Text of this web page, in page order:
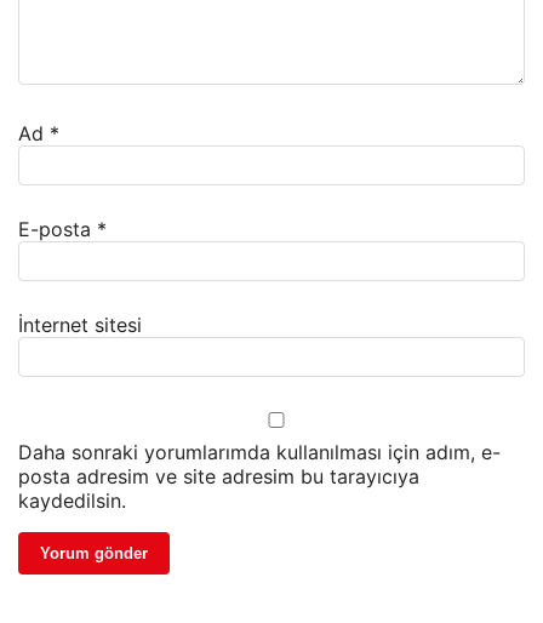
Ad *
E-posta *
İnternet sitesi
Daha sonraki yorumlarımda kullanılması için adım, e-
posta adresim ve site adresim bu tarayıcıya
kaydedilsin.